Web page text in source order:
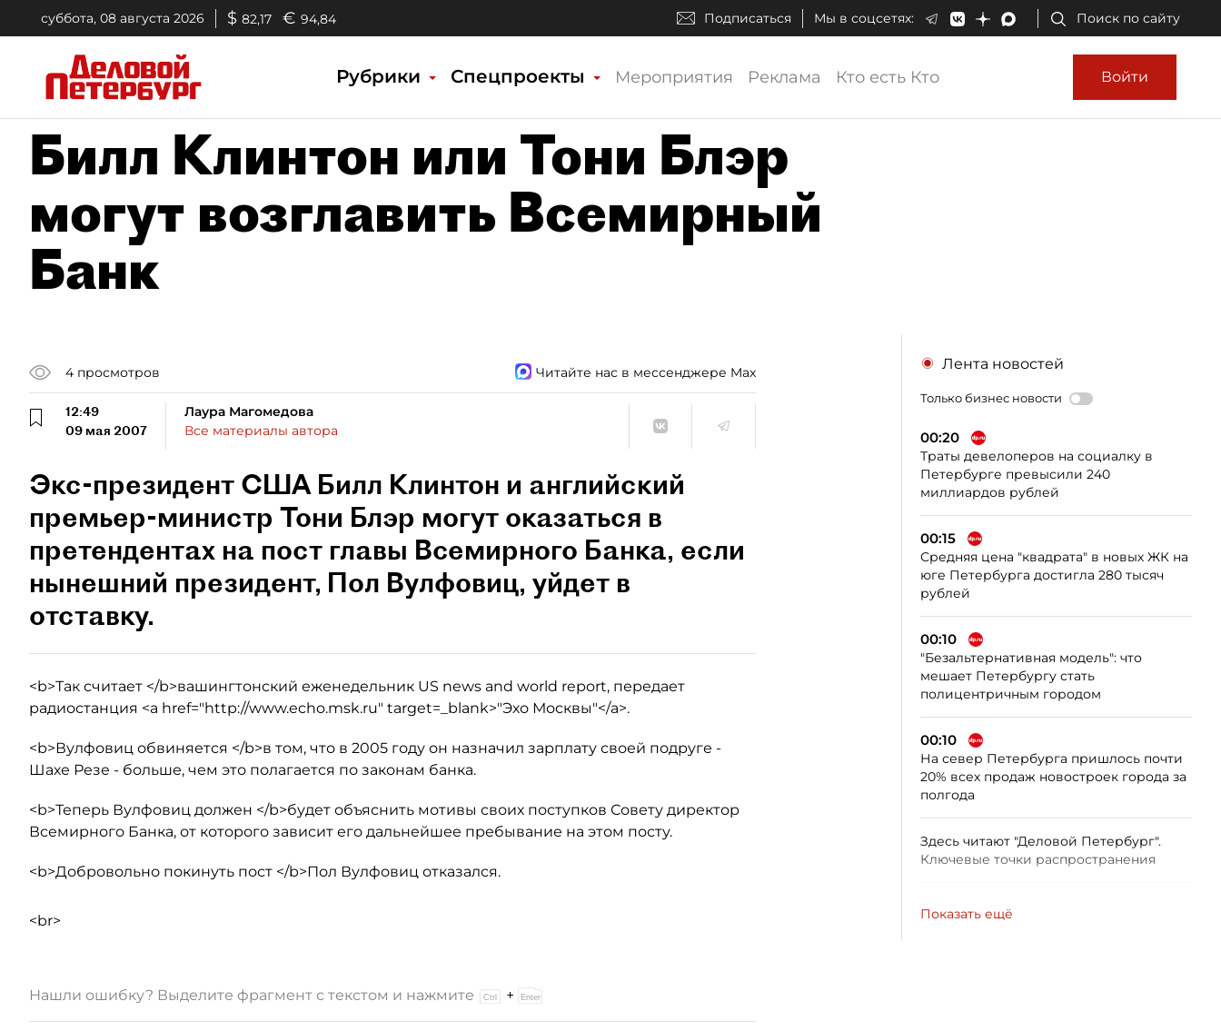
суббота, 08 августа 2026 $ 82,17 € 94,84 Подписаться Мы в соцсетях: Поиск по сайту
Рубрики Спецпроекты Мероприятия Реклама Кто есть Кто Войти
Билл Клинтон или Тони Блэр
могут возглавить Всемирный
Банк
4 просмотров Читайте нас в мессенджере Max
12:49
09 мая 2007
Лаура Магомедова
Все материалы автора
Экс-президент США Билл Клинтон и английский
премьер-министр Тони Блэр могут оказаться в
претендентах на пост главы Всемирного Банка, если
нынешний президент, Пол Вулфовиц, уйдет в
отставку.
<b>Так считает </b>вашингтонский еженедельник US news and world report, передает
радиостанция <a href="http://www.echo.msk.ru" target=_blank>"Эхо Москвы"</a>.
<b>Вулфовиц обвиняется </b>в том, что в 2005 году он назначил зарплату своей подруге -
Шахе Резе - больше, чем это полагается по законам банка.
<b>Теперь Вулфовиц должен </b>будет объяснить мотивы своих поступков Совету директор
Всемирного Банка, от которого зависит его дальнейшее пребывание на этом посту.
<b>Добровольно покинуть пост </b>Пол Вулфовиц отказался.
<br>
Лента новостей
Только бизнес новости
00:20
Траты девелоперов на социалку в
Петербурге превысили 240
миллиардов рублей
00:15
Средняя цена "квадрата" в новых ЖК на
юге Петербурга достигла 280 тысяч
рублей
00:10
"Безальтернативная модель": что
мешает Петербургу стать
полицентричным городом
00:10
На север Петербурга пришлось почти
20% всех продаж новостроек города за
полгода
Здесь читают "Деловой Петербург".
Ключевые точки распространения
Показать ещё
Нашли ошибку? Выделите фрагмент с текстом и нажмите +